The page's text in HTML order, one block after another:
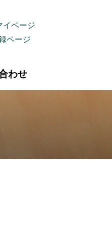
イページ
ページ
ア・鍼灸｜香川県高松市屋
わせ